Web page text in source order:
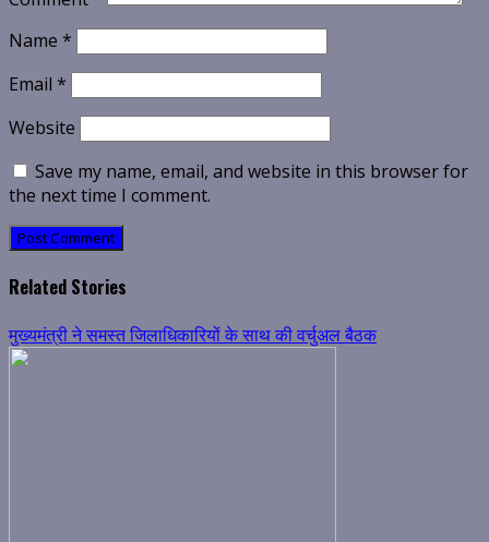
Name *
Email *
Website
Save my name, email, and website in this browser for
the next time I comment.
Related Stories
मुख्यमंत्री ने समस्त जिलाधिकारियों के साथ की वर्चुअल बैठक